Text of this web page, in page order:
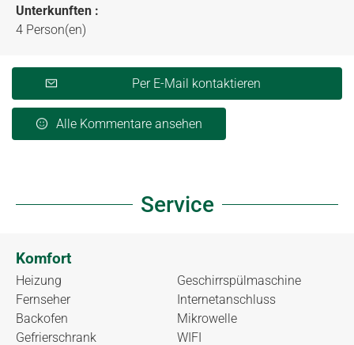
Unterkunften :
4 Person(en)
Per E-Mail kontaktieren
Alle Kommentare ansehen
Service
Komfort
Heizung
Fernseher
Backofen
Gefrierschrank
Geschirrspülmaschine
Internetanschluss
Mikrowelle
WIFI